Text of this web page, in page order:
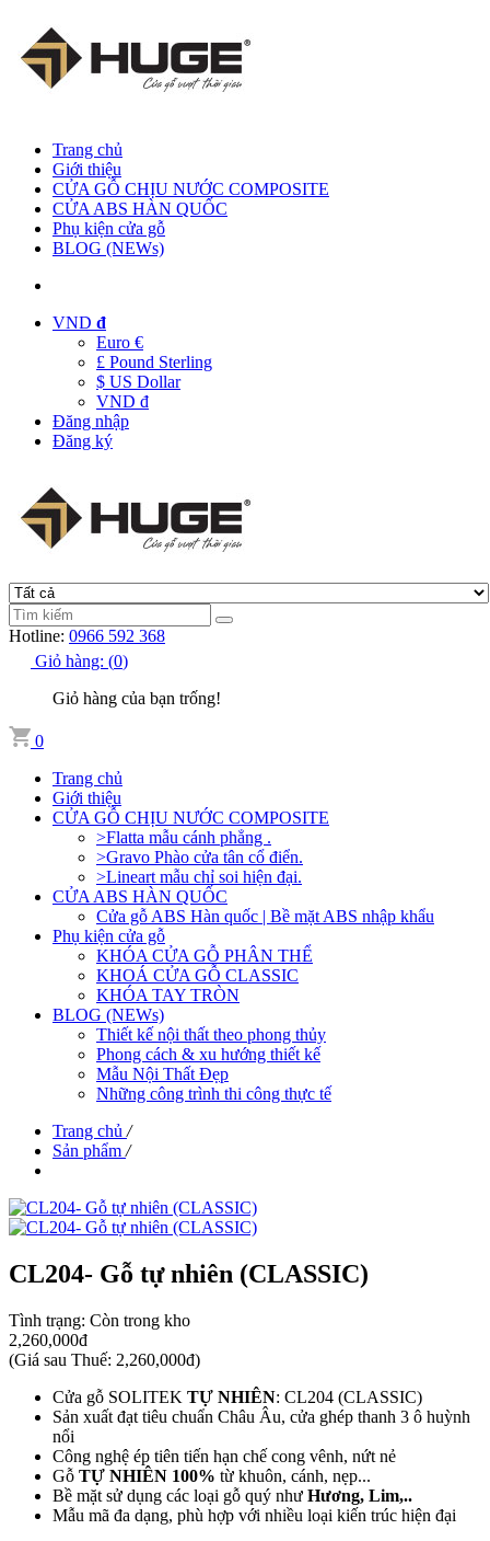
Trang chủ
Giới thiệu
CỬA GỖ CHỊU NƯỚC COMPOSITE
CỬA ABS HÀN QUỐC
Phụ kiện cửa gỗ
BLOG (NEWs)
VND đ
Euro €
£ Pound Sterling
$ US Dollar
VND đ
Đăng nhập
Đăng ký
Hotline: 0966 592 368
Giỏ hàng: (0)
Giỏ hàng của bạn trống!
0
Trang chủ
Giới thiệu
CỬA GỖ CHỊU NƯỚC COMPOSITE
>Flatta mẫu cánh phẳng .
>Gravo Phào cửa tân cổ điển.
>Lineart mẫu chỉ soi hiện đại.
CỬA ABS HÀN QUỐC
Cửa gỗ ABS Hàn quốc | Bề mặt ABS nhập khẩu
Phụ kiện cửa gỗ
KHÓA CỬA GỖ PHÂN THỂ
KHOÁ CỬA GỖ CLASSIC
KHÓA TAY TRÒN
BLOG (NEWs)
Thiết kế nội thất theo phong thủy
Phong cách & xu hướng thiết kế
Mẫu Nội Thất Đẹp
Những công trình thi công thực tế
Trang chủ /
Sản phẩm /
CL204- Gỗ tự nhiên (CLASSIC)
Tình trạng: Còn trong kho
2,260,000đ
(Giá sau Thuế: 2,260,000đ)
Cửa gỗ SOLITEK TỰ NHIÊN: CL204 (CLASSIC)
Sản xuất đạt tiêu chuẩn Châu Âu, cửa ghép thanh 3 ô huỳnh
nổi
Công nghệ ép tiên tiến hạn chế cong vênh, nứt nẻ
Gỗ TỰ NHIÊN 100% từ khuôn, cánh, nẹp...
Bề mặt sử dụng các loại gỗ quý như Hương, Lim,..
Mẫu mã đa dạng, phù hợp với nhiều loại kiến trúc hiện đại